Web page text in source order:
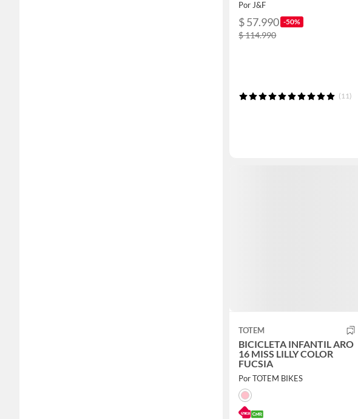
Por J&F
$ 57.990 -50%
$ 114.990
(11)
TOTEM
BICICLETA INFANTIL ARO
16 MISS LILLY COLOR
FUCSIA
Por TOTEM BIKES